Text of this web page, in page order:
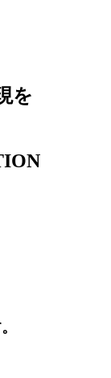
を